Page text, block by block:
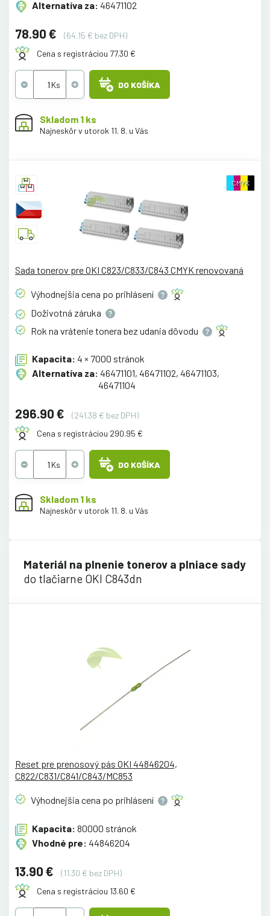
Alternatíva za: 46471102
78.90 €
(64.15 € bez DPH)
Cena s registráciou 77.30 €
DO KOŠÍKA
Skladom 1 ks
Najneskôr v utorok 11. 8. u Vás
CMYK
Sada tonerov pre OKI C823/C833/C843 CMYK renovovaná
Výhodnejšia cena po prihlásení
Doživotná záruka
Rok na vrátenie tonera bez udania dôvodu
Kapacita: 4 × 7000 stránok
Alternatíva za: 46471101, 46471102, 46471103,
46471104
296.90 €
(241.38 € bez DPH)
Cena s registráciou 290.95 €
DO KOŠÍKA
Skladom 1 ks
Najneskôr v utorok 11. 8. u Vás
Materiál na plnenie tonerov a plniace sady
do tlačiarne OKI C843dn
Reset pre prenosový pás OKI 44846204,
C822/C831/C841/C843/MC853
Výhodnejšia cena po prihlásení
Kapacita: 80000 stránok
Vhodné pre: 44846204
13.90 €
(11.30 € bez DPH)
Cena s registráciou 13.60 €